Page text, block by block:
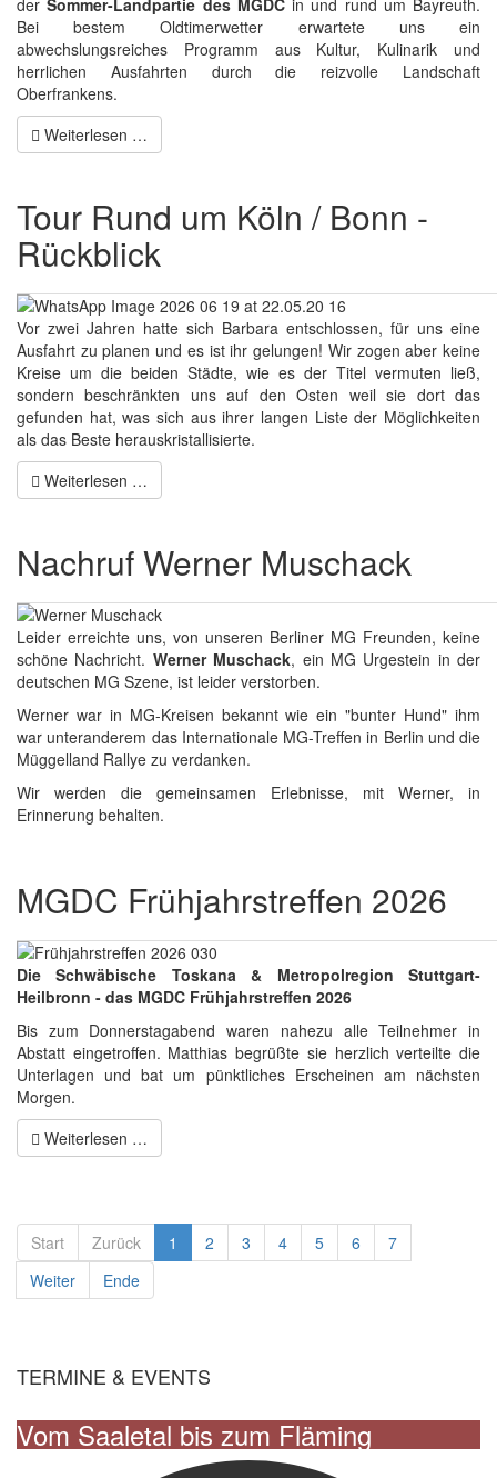
derSommer-Landpartie des MGDCin und rund um Bayreuth.
Bei bestem Oldtimerwetter erwartete uns ein
abwechslungsreiches Programm aus Kultur, Kulinarik und
herrlichen Ausfahrten durch die reizvolle Landschaft
Oberfrankens.
Weiterlesen …
Tour Rund um Köln / Bonn -
Rückblick
Vor zwei Jahren hatte sich Barbara entschlossen, für uns eine
Ausfahrt zu planen und es ist ihr gelungen! Wir zogen aber keine
Kreise um die beiden Städte, wie es der Titel vermuten ließ,
sondern beschränkten uns auf den Osten weil sie dort das
gefunden hat, was sich aus ihrer langen Liste der Möglichkeiten
als das Beste herauskristallisierte.
Weiterlesen …
Nachruf Werner Muschack
Leider erreichte uns, von unseren Berliner MG Freunden, keine
schöne Nachricht. Werner Muschack, ein MG Urgestein in der
deutschen MG Szene, ist leider verstorben.
Werner war in MG-Kreisen bekannt wie ein "bunter Hund" ihm
war unteranderem das Internationale MG-Treffen in Berlin und die
Müggelland Rallye zu verdanken.
Wir werden die gemeinsamen Erlebnisse, mit Werner, in
Erinnerung behalten.
MGDC Frühjahrstreffen 2026
Die Schwäbische Toskana & Metropolregion Stuttgart-
Heilbronn - das MGDC Frühjahrstreffen 2026
Bis zum Donnerstagabend waren nahezu alle Teilnehmer in
Abstatt eingetroffen. Matthias begrüßte sie herzlich verteilte die
Unterlagen und bat um pünktliches Erscheinen am nächsten
Morgen.
Weiterlesen …
Start Zurück 1 2 3 4 5 6
7
Weiter
Ende
TERMINE & EVENTS
Vom Saaletal bis zum Fläming